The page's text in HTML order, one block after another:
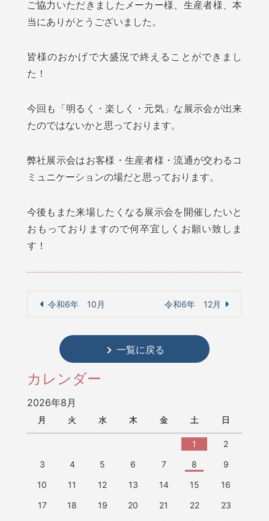
ご協力いただきましたメーカー様、生産者様、本
当にありがとうございました。
皆様のおかげで大盛況で終えることができまし
た！
今回も「明るく・楽しく・元気」な展示会が出来
たのではないかと思っております。
弊社展示会はお客様・生産者様・流通が交わるコ
ミュニケーションの場だと思っております。
今後もまた来場したくなる展示会を開催したいと
おもっておりますので何卒宜しくお願い致しま
す！
令和6年 10月 令和6年 12月
一覧に戻る
カレンダー
2026年8月
月 火 水 木 金 土 日
1
2
3
4 5 6 7 8
9
10
11 12 13 14 15
16
17
18 19 20 21 22
23